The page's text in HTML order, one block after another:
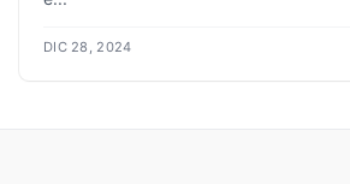
DIC 28, 2024